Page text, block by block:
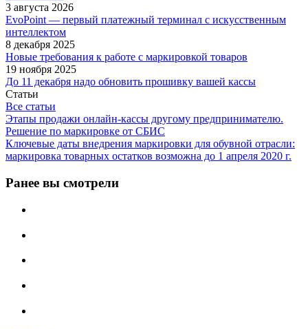
3 августа 2026
EvoPoint — первый платежный терминал с искусственным
интеллектом
8 декабря 2025
Новые требования к работе с маркировкой товаров
19 ноября 2025
До 11 декабря надо обновить прошивку вашей кассы
Статьи
Все статьи
Этапы продажи онлайн-кассы другому предпринимателю.
Решение по маркировке от СБИС
Ключевые даты внедрения маркировки для обувной отрасли:
маркировка товарных остатков возможна до 1 апреля 2020 г.
Ранее вы смотрели